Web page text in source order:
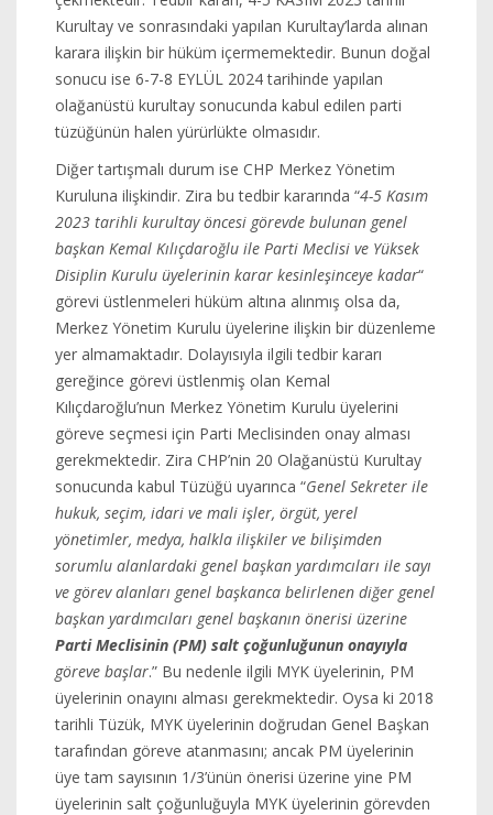
Kurultay ve sonrasındaki yapılan Kurultay’larda alınan
karara ilişkin bir hüküm içermemektedir. Bunun doğal
sonucu ise 6-7-8 EYLÜL 2024 tarihinde yapılan
olağanüstü kurultay sonucunda kabul edilen parti
tüzüğünün halen yürürlükte olmasıdır.
Diğer tartışmalı durum ise CHP Merkez Yönetim
Kuruluna ilişkindir. Zira bu tedbir kararında “4-5 Kasım
2023 tarihli kurultay öncesi görevde bulunan genel
başkan Kemal Kılıçdaroğlu ile Parti Meclisi ve Yüksek
Disiplin Kurulu üyelerinin karar kesinleşinceye kadar“
görevi üstlenmeleri hüküm altına alınmış olsa da,
Merkez Yönetim Kurulu üyelerine ilişkin bir düzenleme
yer almamaktadır. Dolayısıyla ilgili tedbir kararı
gereğince görevi üstlenmiş olan Kemal
Kılıçdaroğlu’nun Merkez Yönetim Kurulu üyelerini
göreve seçmesi için Parti Meclisinden onay alması
gerekmektedir. Zira CHP’nin 20 Olağanüstü Kurultay
sonucunda kabul Tüzüğü uyarınca “Genel Sekreter ile
hukuk, seçim, idari ve mali işler, örgüt, yerel
yönetimler, medya, halkla ilişkiler ve bilişimden
sorumlu alanlardaki genel başkan yardımcıları ile sayı
ve görev alanları genel başkanca belirlenen diğer genel
başkan yardımcıları genel başkanın önerisi üzerine
Parti Meclisinin (PM) salt çoğunluğunun onayıyla
göreve başlar.” Bu nedenle ilgili MYK üyelerinin, PM
üyelerinin onayını alması gerekmektedir. Oysa ki 2018
tarihli Tüzük, MYK üyelerinin doğrudan Genel Başkan
tarafından göreve atanmasını; ancak PM üyelerinin
üye tam sayısının 1/3’ünün önerisi üzerine yine PM
üyelerinin salt çoğunluğuyla MYK üyelerinin görevden